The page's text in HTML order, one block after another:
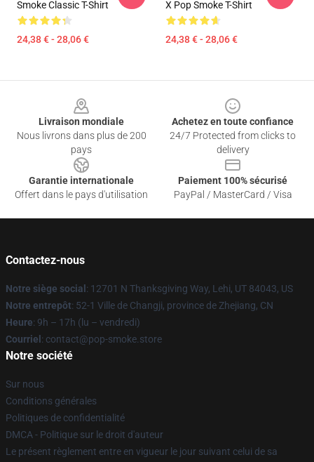
Smoke Classic T-Shirt
24,38 € - 28,06 €
X Pop Smoke T-Shirt
24,38 € - 28,06 €
Livraison mondiale
Nous livrons dans plus de 200
pays
Achetez en toute confiance
24/7 Protected from clicks to
delivery
Garantie internationale
Offert dans le pays d'utilisation
Paiement 100% sécurisé
PayPal / MasterCard / Visa
Contactez-nous
Notre siège social : 12701 N Thanksgiving Way, Lehi, UT 84043, US
Notre entrepôt: 52-1 Ville de Changji, province de Zhejiang, CN
Heure: 9h – 17h (lu – vendredi)
Courriel : contact@pop-smoke.store
Notre société
Sur nous
Conditions générales
Politiques de confidentialité
DMCA - Politique sur le droit d'auteur
Le présent règlement entre en vigueur le jour suivant celui de sa